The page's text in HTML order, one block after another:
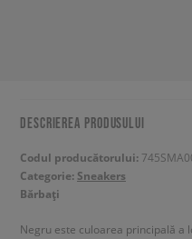
DESCRIEREA PRODUSULUI
Codul producătorului:
Categorie: Sneakers
Bărbați
Negru este culoarea principală a